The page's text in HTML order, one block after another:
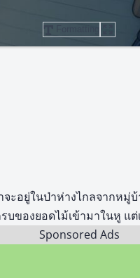
จะอยู่ในป่าห่างไกลจากห
บของยอดไม้เข้ามาในหู แ
Sponsored Ads